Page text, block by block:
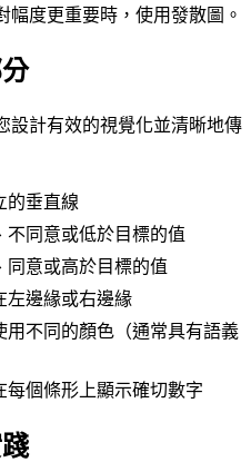
度更重要時，使用發散圖。
設計有效的視覺化並清晰地傳
的垂直線
不同意或低於目標的值
同意或高於目標的值
左邊緣或右邊緣
用不同的顏色（通常具有語義
每個條形上顯示確切數字